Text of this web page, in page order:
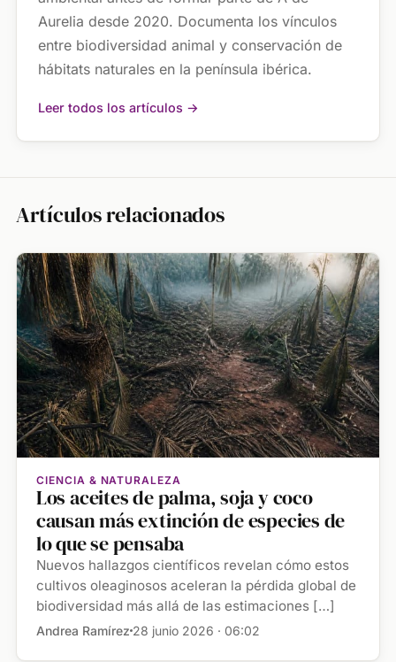
Aurelia desde 2020. Documenta los vínculos
entre biodiversidad animal y conservación de
hábitats naturales en la península ibérica.
Leer todos los artículos →
Artículos relacionados
CIENCIA & NATURALEZA
Los aceites de palma, soja y coco
causan más extinción de especies de
lo que se pensaba
Nuevos hallazgos científicos revelan cómo estos
cultivos oleaginosos aceleran la pérdida global de
biodiversidad más allá de las estimaciones […]
Andrea Ramírez 28 junio 2026 · 06:02